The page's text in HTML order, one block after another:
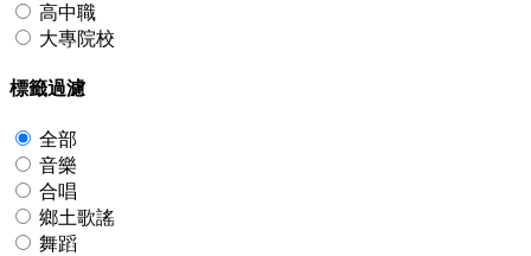
高中職
大專院校
標籤過濾
全部
音樂
合唱
鄉土歌謠
舞蹈